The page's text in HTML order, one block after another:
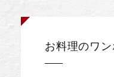
お料理のワン